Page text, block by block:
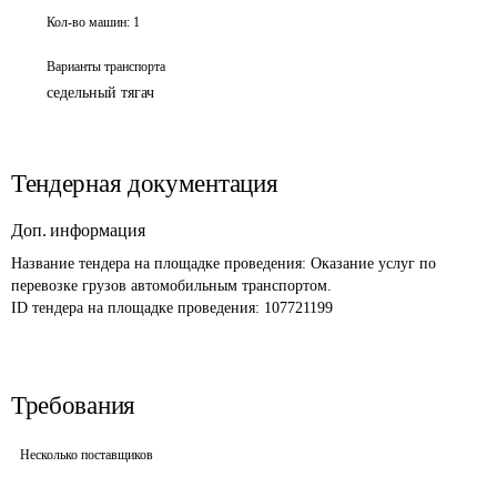
Кол-во машин: 1
Варианты транспорта
седельный тягач
Тендерная документация
Доп. информация
Название тендера на площадке проведения: Оказание услуг по
перевозке грузов автомобильным транспортом.
ID тендера на площадке проведения: 107721199
Требования
Несколько поставщиков